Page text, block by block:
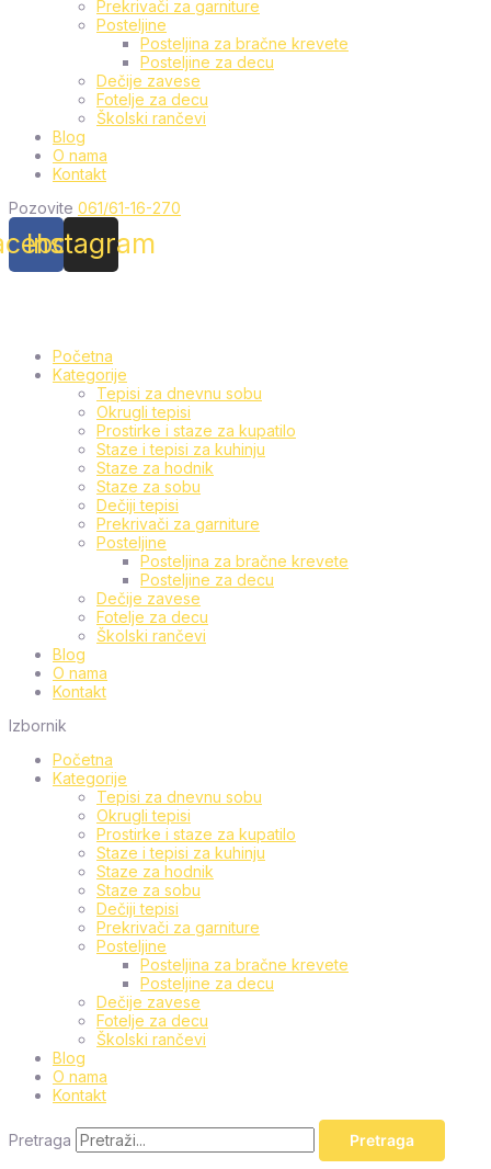
Prekrivači za garniture
Posteljine
Posteljina za bračne krevete
Posteljine za decu
Dečije zavese
Fotelje za decu
Školski rančevi
Blog
O nama
Kontakt
Pozovite 061/61-16-270
Instagram
Početna
Kategorije
Tepisi za dnevnu sobu
Okrugli tepisi
Prostirke i staze za kupatilo
Staze i tepisi za kuhinju
Staze za hodnik
Staze za sobu
Dečiji tepisi
Prekrivači za garniture
Posteljine
Posteljina za bračne krevete
Posteljine za decu
Dečije zavese
Fotelje za decu
Školski rančevi
Blog
O nama
Kontakt
Izbornik
Početna
Kategorije
Tepisi za dnevnu sobu
Okrugli tepisi
Prostirke i staze za kupatilo
Staze i tepisi za kuhinju
Staze za hodnik
Staze za sobu
Dečiji tepisi
Prekrivači za garniture
Posteljine
Posteljina za bračne krevete
Posteljine za decu
Dečije zavese
Fotelje za decu
Školski rančevi
Blog
O nama
Kontakt
Pretraga Pretraga